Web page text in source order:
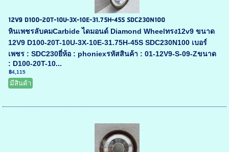
12V9 D100-20T-10U-3X-10E-31.75H-45S SDC230N100
หินเพชรลับคมCarbide ไดมอนด์ Diamond Wheelทรง12v9 ขนาด
12V9 D100-20T-10U-3X-10E-31.75H-45S SDC230N100 เบอร์
เพชร : SDC230ยี่ห้อ : phoniexรหัสสินค้า : 01-12V9-S-09-Zขนาด
: D100-20T-10...
฿4,115
มีสินค้า